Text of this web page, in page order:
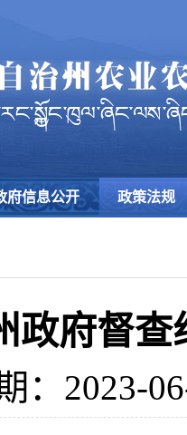
府信息公开 政策法规
政府督查
：2023-